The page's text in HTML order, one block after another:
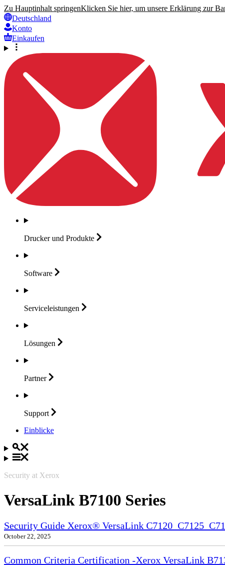
Zu Hauptinhalt springenKlicken Sie hier, um unsere Erklärung zur
Deutschland
Konto
Einkaufen
Drucker und Produkte
Software
Serviceleistungen
Lösungen
Partner
Support
Einblicke
Security at Xerox
VersaLink B7100 Series
Security Guide Xerox® VersaLink
October 22, 2025
Common Criteria Certification -Xerox VersaLink